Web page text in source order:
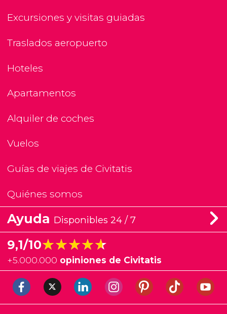
Excursiones y visitas guiadas
Traslados aeropuerto
Hoteles
Apartamentos
Alquiler de coches
Vuelos
Guías de viajes de Civitatis
Quiénes somos
Ayuda Disponibles 24 / 7
9,1/10★★★★★
★★★★★
+5.000.000 opiniones de Civitatis